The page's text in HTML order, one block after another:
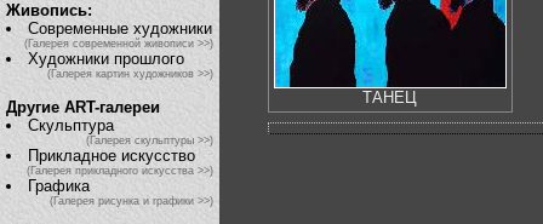
Живопись:
Современные художники
(Галерея современной живописи >>)
Художники прошлого
(Галерея картин художников >>)
Другие ART-галереи
Скульптура
(Галерея скульптуры >>)
Прикладное искусство
(Галерея прикладного искусства >>)
Графика
(Галерея рисунка и графики >>)
ТАНЕЦ